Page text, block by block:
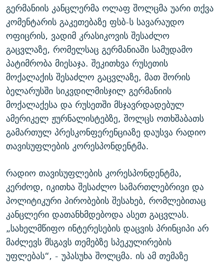
გერმანიის კანცლერმა ოლაფ შოლცმა უარი თქვა
კომენტარის გაკეთებაზე ფსბ-ს სავარაუდო
ოფიცრის, ვადიმ კრასიკოვის შესაძლო
გაცვლაზე, რომელსაც გერმანიაში სამუდამო
პატიმრობა მიესაჯა. შეკითხვა რუსეთის
მოქალაქის შესაძლო გაცვლაზე, მათ შორის
ბელარუსში სიკვდილმისჯილ გერმანიის
მოქალაქესა და რუსეთში მსჯავრდადებულ
ამერიკელ ჟურნალისტებზე, შოლცს ოთხშაბათს
გამართულ პრესკონფერენციაზე დაუსვა რადიო
თავისუფლების კორესპონდენტმა.
რადიო თავისუფლების კორესპონდენტმა,
კერძოდ, იკითხა შესაძლო სამართლებრივი და
პოლიტიკური პირობების შესახებ, რომლებითაც
კანცლერი დათანხმდებოდა ასეთ გაცვლას.
„სახელმწიფო ინტერესების დაცვის პრინციპი არ
მაძლევს მსგავს თემებზე სპეკულირების
უფლებას“, - უპასუხა შოლცმა. ის ამ თემაზე